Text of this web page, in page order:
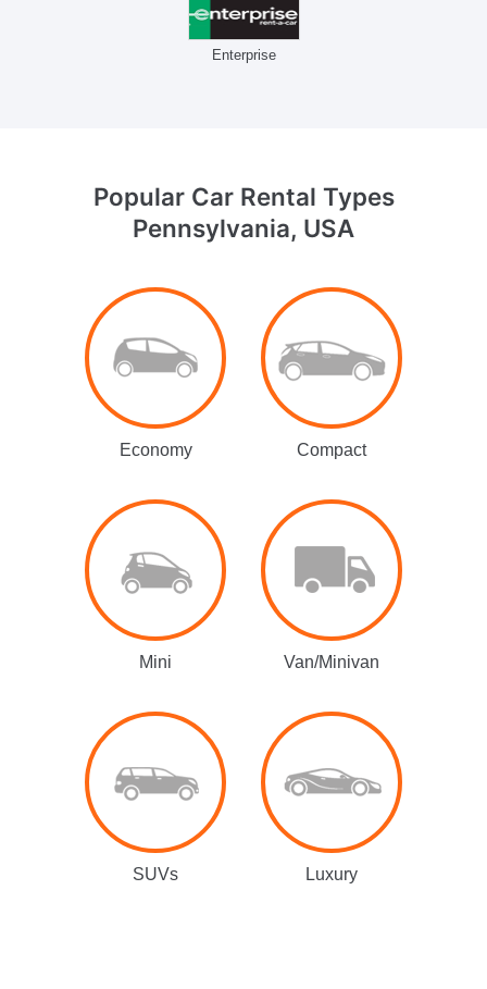
Enterprise
Popular Car Rental Types
Pennsylvania, USA
Economy Compact
Mini Van/Minivan
SUVs Luxury